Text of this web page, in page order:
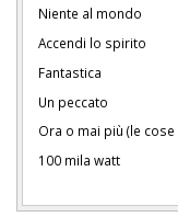
Niente al mondo
Accendi lo spirito
Fantastica
Un peccato
Ora o mai più (le
100 mila watt